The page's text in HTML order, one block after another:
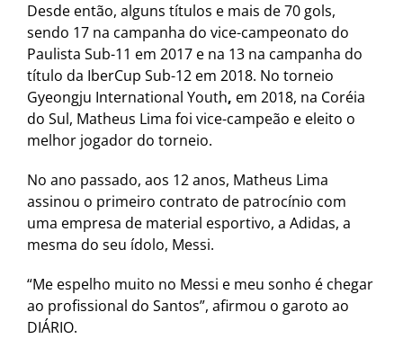
Desde então, alguns títulos e mais de 70 gols,
sendo 17 na campanha do vice-campeonato do
Paulista Sub-11 em 2017 e na 13 na campanha do
título da IberCup Sub-12 em 2018. No torneio
Gyeongju International Youth, em 2018, na Coréia
do Sul, Matheus Lima foi vice-campeão e eleito o
melhor jogador do torneio.
No ano passado, aos 12 anos, Matheus Lima
assinou o primeiro contrato de patrocínio com
uma empresa de material esportivo, a Adidas, a
mesma do seu ídolo, Messi.
“Me espelho muito no Messi e meu sonho é chegar
ao profissional do Santos”, afirmou o garoto ao
DIÁRIO.